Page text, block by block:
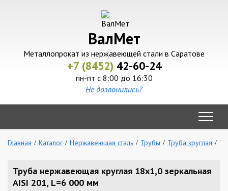
ВалМет
Металлопрокат из нержавеющей стали в Саратове
+7 (8452) 42-60-24
пн-пт с 8:00 до 16:30
Не дозвонились?
Главная Каталог Нержавеющая сталь Трубы Труба круглая
Труба нержавеющая круглая 18х1,0 зеркальная
AISI 201, L=6 000 мм